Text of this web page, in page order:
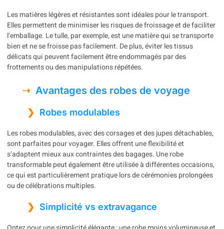
Les matières légères et résistantes sont idéales pour le transport.
Elles permettent de minimiser les risques de froissage et de faciliter
l’emballage. Le tulle, par exemple, est une matière qui se transporte
bien et ne se froisse pas facilement. De plus, éviter les tissus
délicats qui peuvent facilement être endommagés par des
frottements ou des manipulations répétées.
Avantages des robes de voyage
Robes modulables
Les robes modulables, avec des corsages et des jupes détachables,
sont parfaites pour voyager. Elles offrent une flexibilité et
s’adaptent mieux aux contraintes des bagages. Une robe
transformable peut également être utilisée à différentes occasions,
ce qui est particulièrement pratique lors de cérémonies prolongées
ou de célébrations multiples.
Simplicité vs extravagance